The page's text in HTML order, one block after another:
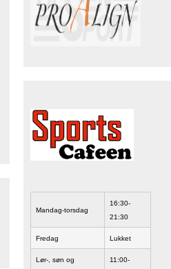
Mandag-torsdag
16:30-
21:30
Fredag Lukket
Lør-, søn og
11:00-